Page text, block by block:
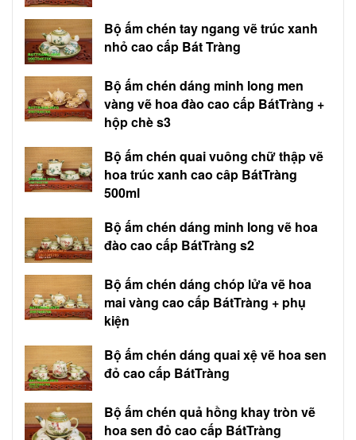
Bộ ấm chén tay ngang vẽ trúc xanh
nhỏ cao cấp Bát Tràng
Bộ ấm chén dáng minh long men
vàng vẽ hoa đào cao cấp BátTràng +
hộp chè s3
Bộ ấm chén quai vuông chữ thập vẽ
hoa trúc xanh cao câp BátTràng
500ml
Bộ ấm chén dáng minh long vẽ hoa
đào cao cấp BátTràng s2
Bộ ấm chén dáng chóp lửa vẽ hoa
mai vàng cao cấp BátTràng + phụ
kiện
Bộ ấm chén dáng quai xệ vẽ hoa sen
đỏ cao cấp BátTràng
Bộ ấm chén quả hồng khay tròn vẽ
hoa sen đỏ cao cấp BátTràng